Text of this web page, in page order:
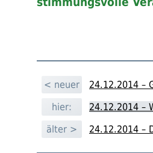
< neuer
24.12.2014 –
hier:
24.12.2014 –
älter >
24.12.2014 –